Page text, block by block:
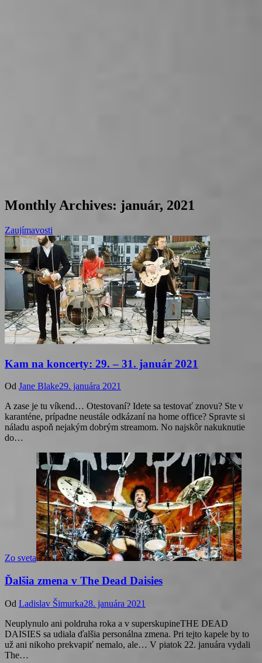
Monthly Archives: január, 2021
Zaujímavosti
Kam na koncerty: 29. – 31. január 2021
Od Jane Blake29. januára 2021
A zase je tu víkend… Otestovaní? Idete sa testovať znovu? Ste v
karanténe, prípadne neustále odkázaní na home office? Spravte si
náladu aspoň nejakým dobrým streamom. No najskôr nakuknutie
do…
Zo sveta
Ďalšia zmena v The Dead Daisies
Od Ladislav Šimurka28. januára 2021
Neuplynulo ani poldruha roka a v superskupineTHE DEAD
DAISIES sa udiala ďalšia personálna zmena. Pri tejto kapele by to
už ani nikoho prekvapiť nemalo, ale… V piatok 22. januára vydali
The…